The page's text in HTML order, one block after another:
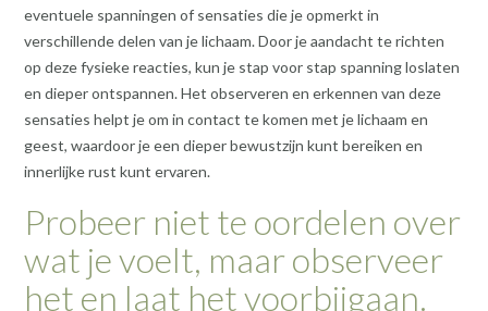
eventuele spanningen of sensaties die je opmerkt in
verschillende delen van je lichaam. Door je aandacht te richten
op deze fysieke reacties, kun je stap voor stap spanning loslaten
en dieper ontspannen. Het observeren en erkennen van deze
sensaties helpt je om in contact te komen met je lichaam en
geest, waardoor je een dieper bewustzijn kunt bereiken en
innerlijke rust kunt ervaren.
Probeer niet te oordelen over
wat je voelt, maar observeer
het en laat het voorbijgaan.